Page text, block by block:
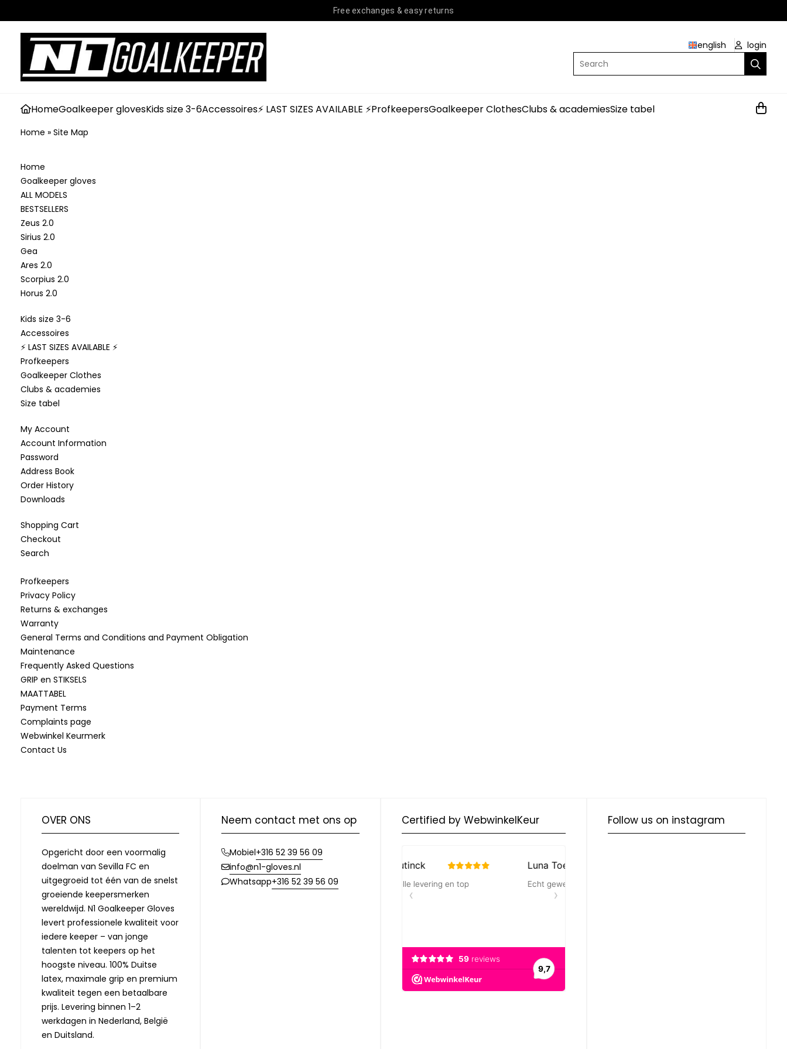
Free exchanges & easy returns
english
login
Search
HomeGoalkeeper glovesKids size 3-6Accessoires⚡ LAST SIZES AVAILABLE ⚡ProfkeepersGoalkeeper ClothesClubs & academiesSize tabel
Home » Site Map
Home
Goalkeeper gloves
ALL MODELS
BESTSELLERS
Zeus 2.0
Sirius 2.0
Gea
Ares 2.0
Scorpius 2.0
Horus 2.0
Kids size 3-6
Accessoires
⚡ LAST SIZES AVAILABLE ⚡
Profkeepers
Goalkeeper Clothes
Clubs & academies
Size tabel
My Account
Account Information
Password
Address Book
Order History
Downloads
Shopping Cart
Checkout
Search
Profkeepers
Privacy Policy
Returns & exchanges
Warranty
General Terms and Conditions and Payment Obligation
Maintenance
Frequently Asked Questions
GRIP en STIKSELS
MAATTABEL
Payment Terms
Complaints page
Webwinkel Keurmerk
Contact Us
OVER ONS
Opgericht door een voormalig
doelman van Sevilla FC en
uitgegroeid tot één van de snelst
groeiende keepersmerken
wereldwijd. N1 Goalkeeper Gloves
levert professionele kwaliteit voor
iedere keeper – van jonge
talenten tot keepers op het
hoogste niveau. 100% Duitse
latex, maximale grip en premium
kwaliteit tegen een betaalbare
prijs. Levering binnen 1–2
werkdagen in Nederland, België
en Duitsland.
Neem contact met ons op
Mobiel+316 52 39 56 09
info@n1-gloves.nl
Whatsapp+316 52 39 56 09
Certified by WebwinkelKeur Follow us on instagram